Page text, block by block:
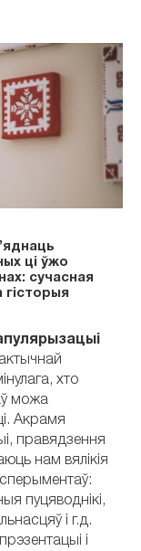
ці ўжо
сучасная
гісторыя
хто
можа
Акрамя
правядзення
нам вялікія
пуцяводнікі,
і г.д.
і